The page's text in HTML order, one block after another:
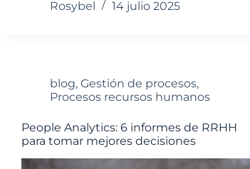
Rosybel
14 julio 2025
blog, Gestión de procesos,
Procesos recursos humanos
People Analytics: 6 informes de RRHH
para tomar mejores decisiones